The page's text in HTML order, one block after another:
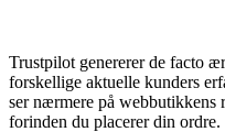
Trustpilot genererer de facto
forskellige aktuelle kunders
ser nærmere på
forinden du placerer din ordre.